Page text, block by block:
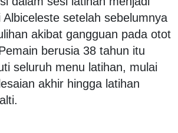
Albiceleste setelah sebelumnya
akibat gangguan pada otot
berusia 38 tahun itu
seluruh menu latihan, mulai
akhir hingga latihan